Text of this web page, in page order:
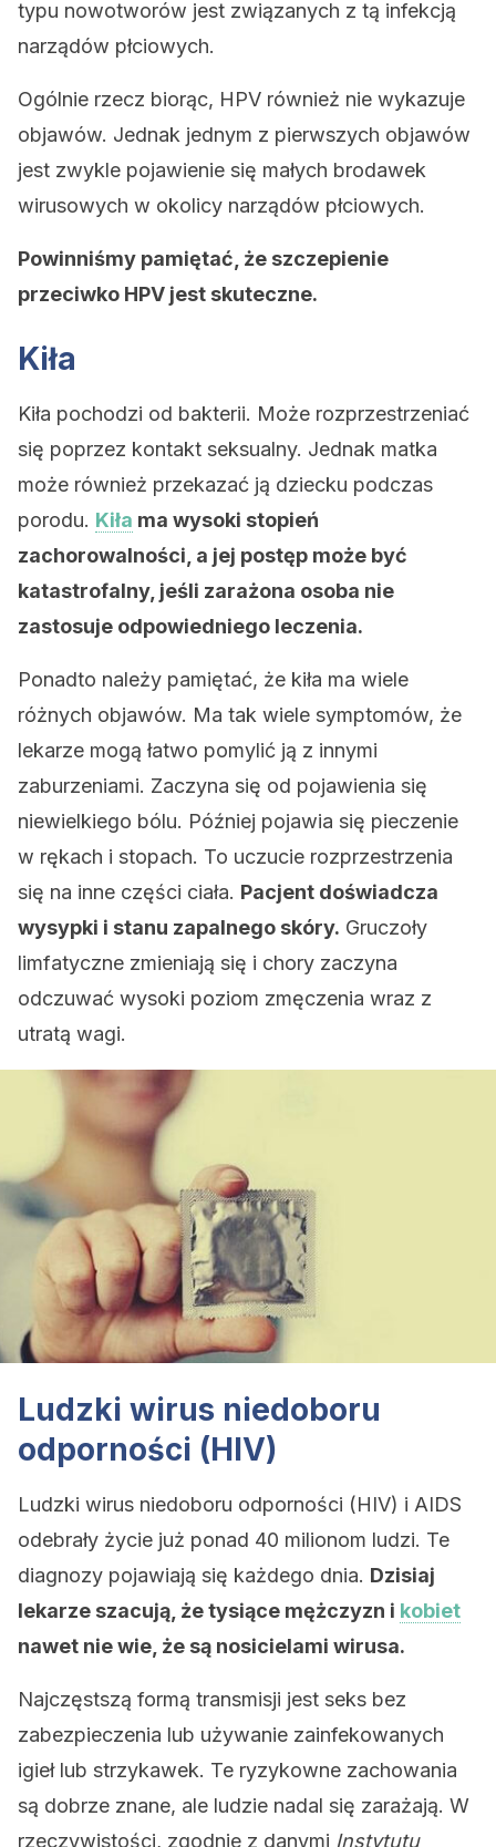
typu nowotworów jest związanych z tą infekcją
narządów płciowych.
Ogólnie rzecz biorąc, HPV również nie wykazuje
objawów. Jednak jednym z pierwszych objawów
jest zwykle pojawienie się małych brodawek
wirusowych w okolicy narządów płciowych.
Powinniśmy pamiętać, że szczepienie
przeciwko HPV jest skuteczne.
Kiła
Kiła pochodzi od bakterii. Może rozprzestrzeniać
się poprzez kontakt seksualny. Jednak matka
może również przekazać ją dziecku podczas
porodu. Kiła ma wysoki stopień
zachorowalności, a jej postęp może być
katastrofalny, jeśli zarażona osoba nie
zastosuje odpowiedniego leczenia.
Ponadto należy pamiętać, że kiła ma wiele
różnych objawów. Ma tak wiele symptomów, że
lekarze mogą łatwo pomylić ją z innymi
zaburzeniami. Zaczyna się od pojawienia się
niewielkiego bólu. Później pojawia się pieczenie
w rękach i stopach. To uczucie rozprzestrzenia
się na inne części ciała. Pacjent doświadcza
wysypki i stanu zapalnego skóry. Gruczoły
limfatyczne zmieniają się i chory zaczyna
odczuwać wysoki poziom zmęczenia wraz z
utratą wagi.
Ludzki wirus niedoboru
odporności (HIV)
Ludzki wirus niedoboru odporności (HIV) i AIDS
odebrały życie już ponad 40 milionom ludzi. Te
diagnozy pojawiają się każdego dnia. Dzisiaj
lekarze szacują, że tysiące mężczyzn i kobiet
nawet nie wie, że są nosicielami wirusa.
Najczęstszą formą transmisji jest seks bez
zabezpieczenia lub używanie zainfekowanych
igieł lub strzykawek. Te ryzykowne zachowania
są dobrze znane, ale ludzie nadal się zarażają. W
rzeczywistości, zgodnie z danymi Instytutu